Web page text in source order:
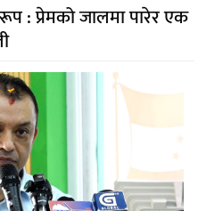
: प्रेमको जालमा पारेर एक